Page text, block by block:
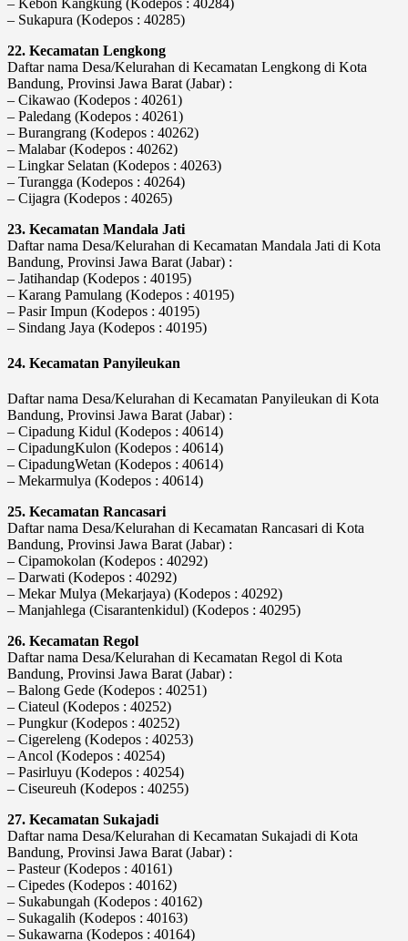
– Sukapura (Kodepos : 40285)
22. Kecamatan Lengkong
Daftar nama Desa/Kelurahan di Kecamatan Lengkong di Kota
Bandung, Provinsi Jawa Barat (Jabar) :
– Cikawao (Kodepos : 40261)
– Paledang (Kodepos : 40261)
– Burangrang (Kodepos : 40262)
– Malabar (Kodepos : 40262)
– Lingkar Selatan (Kodepos : 40263)
– Turangga (Kodepos : 40264)
– Cijagra (Kodepos : 40265)
23. Kecamatan Mandala Jati
Daftar nama Desa/Kelurahan di Kecamatan Mandala Jati di Kota
Bandung, Provinsi Jawa Barat (Jabar) :
– Jatihandap (Kodepos : 40195)
– Karang Pamulang (Kodepos : 40195)
– Pasir Impun (Kodepos : 40195)
– Sindang Jaya (Kodepos : 40195)
24. Kecamatan Panyileukan
Daftar nama Desa/Kelurahan di Kecamatan Panyileukan di Kota
Bandung, Provinsi Jawa Barat (Jabar) :
– Cipadung Kidul (Kodepos : 40614)
– CipadungKulon (Kodepos : 40614)
– CipadungWetan (Kodepos : 40614)
– Mekarmulya (Kodepos : 40614)
25. Kecamatan Rancasari
Daftar nama Desa/Kelurahan di Kecamatan Rancasari di Kota
Bandung, Provinsi Jawa Barat (Jabar) :
– Cipamokolan (Kodepos : 40292)
– Darwati (Kodepos : 40292)
– Mekar Mulya (Mekarjaya) (Kodepos : 40292)
– Manjahlega (Cisarantenkidul) (Kodepos : 40295)
26. Kecamatan Regol
Daftar nama Desa/Kelurahan di Kecamatan Regol di Kota
Bandung, Provinsi Jawa Barat (Jabar) :
– Balong Gede (Kodepos : 40251)
– Ciateul (Kodepos : 40252)
– Pungkur (Kodepos : 40252)
– Cigereleng (Kodepos : 40253)
– Ancol (Kodepos : 40254)
– Pasirluyu (Kodepos : 40254)
– Ciseureuh (Kodepos : 40255)
27. Kecamatan Sukajadi
Daftar nama Desa/Kelurahan di Kecamatan Sukajadi di Kota
Bandung, Provinsi Jawa Barat (Jabar) :
– Pasteur (Kodepos : 40161)
– Cipedes (Kodepos : 40162)
– Sukabungah (Kodepos : 40162)
– Sukagalih (Kodepos : 40163)
– Sukawarna (Kodepos : 40164)